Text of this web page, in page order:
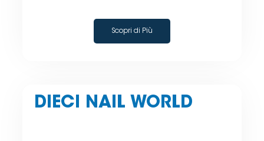
Scopri di Più
DIECI NAIL WORLD